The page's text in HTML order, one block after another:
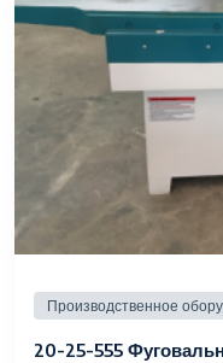
Производственное
20-25-555